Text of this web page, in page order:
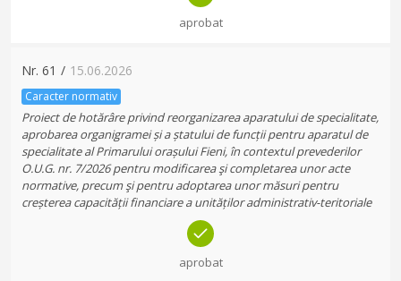
aprobat
Nr. 61 / 15.06.2026
Caracter normativ
Proiect de hotărâre privind reorganizarea aparatului de specialitate,
aprobarea organigramei și a ștatului de funcții pentru aparatul de
specialitate al Primarului orașului Fieni, în contextul prevederilor
O.U.G. nr. 7/2026 pentru modificarea şi completarea unor acte
normative, precum şi pentru adoptarea unor măsuri pentru
creșterea capacității financiare a unităților administrativ-teritoriale
aprobat